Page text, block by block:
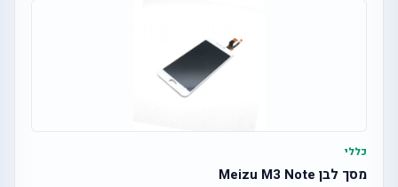
כללי
מסך לבן Meizu M3 Note